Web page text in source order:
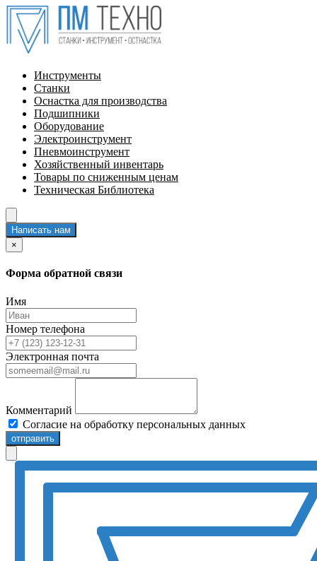
Инструменты
Станки
Оснастка для производства
Подшипники
Оборудование
Электроинструмент
Пневмоинструмент
Хозяйственный инвентарь
Товары по сниженным ценам
Техническая Библиотека
Написать нам
×
Форма обратной связи
Имя
Номер телефона
Электронная почта
Комментарий
Согласие на обработку персональных данных
отправить